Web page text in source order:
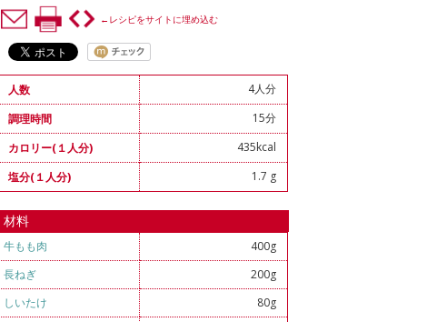
←レシピをサイトに埋め込む
人数
4人分
調理時間
15分
カロリー(１人分)
435kcal
塩分(１人分)
1.7 g
材料
牛もも肉
400g
長ねぎ
200g
しいたけ
80g